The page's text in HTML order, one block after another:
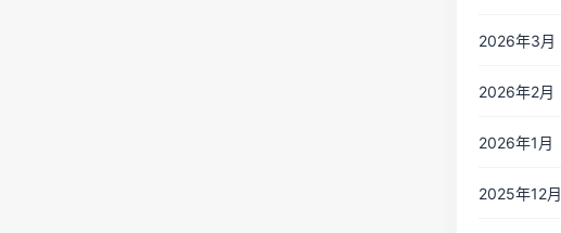
2026年3月
2026年2月
2026年1月
2025年12月